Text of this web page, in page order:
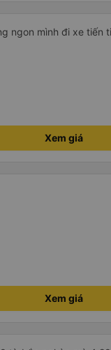
du lịch. Chúng tôi
Cuối chuyến đi, tài
đón miễn phí đến
ngon mình đi xe tiến
Xem giá
Xem giá